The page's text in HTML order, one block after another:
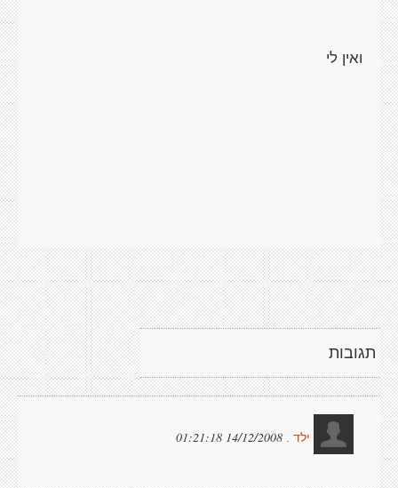
ואין לי
תגובות
ילד . 14/12/2008 01:21:18